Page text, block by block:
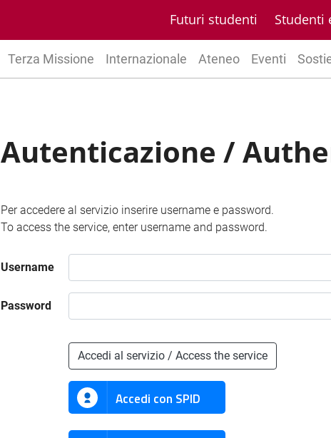
Futuri studenti Studenti
Terza Missione Internazionale Ateneo Eventi
Autenticazione /
Per accedere al servizio inserire username e password.
To access the service, enter username and password.
Username
Password
Accedi al servizio / Access the service
Accedi con SPID